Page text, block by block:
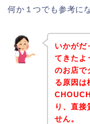
何か１つでも参考に
いかがだ
てきたよ
のお店で
る原因は
り、直接
せん。